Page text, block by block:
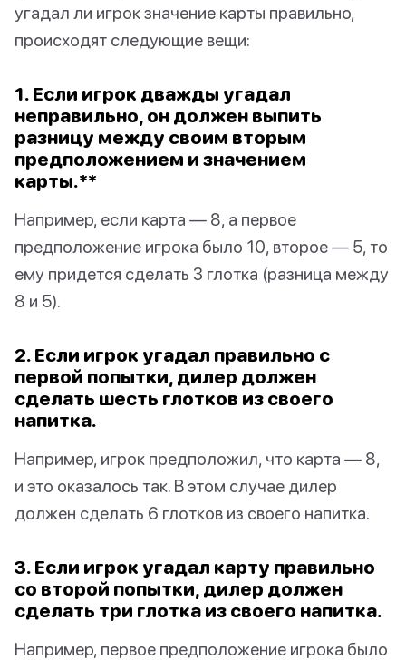
угадал ли игрок значение карты правильно,
происходят следующие вещи:
1. Если игрок дважды угадал
неправильно, он должен выпить
разницу между своим вторым
предположением и значением
карты.**
Например, если карта — 8, а первое
предположение игрока было 10, второе — 5, то
ему придется сделать 3 глотка (разница между
8 и 5).
2. Если игрок угадал правильно с
первой попытки, дилер должен
сделать шесть глотков из своего
напитка.
Например, игрок предположил, что карта — 8,
и это оказалось так. В этом случае дилер
должен сделать 6 глотков из своего напитка.
3. Если игрок угадал карту правильно
со второй попытки, дилер должен
сделать три глотка из своего напитка.
Например, первое предположение игрока было